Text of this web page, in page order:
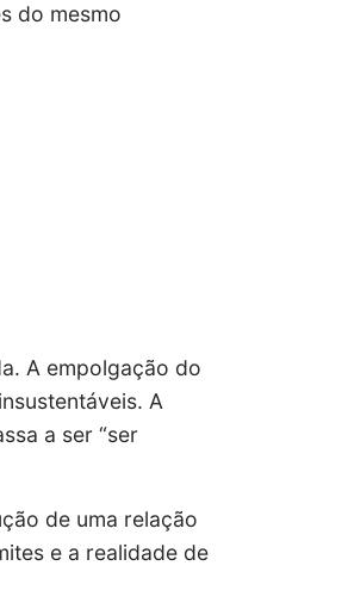
do mesmo
A empolgação do
A
a ser “ser
de uma relação
e a realidade de